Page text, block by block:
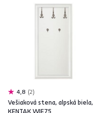
4,8 2
Vešiaková stena, alpská biela,
KENTAK WIE75